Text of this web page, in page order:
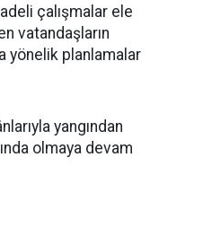
çalışmalar ele
vatandaşların
yönelik planlamalar
yangından
olmaya devam